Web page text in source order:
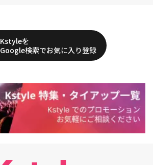
Kstyleを
Google検索でお気に入り登録